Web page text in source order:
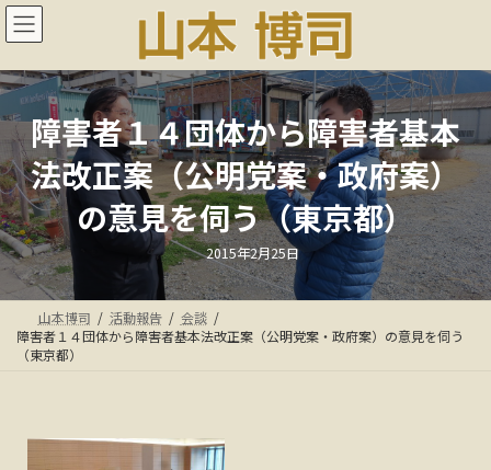
コ
ン
ン
ツ
へ
ス
キ
ッ
プ
ナ
ビ
ー
シ
ョ
ン
に
移
動
障害者１４団体から障害者基本
法改正案（公明党案・政府案）
の意見を伺う（東京都）
最
終
更
新
日
時
:
2015年2月25日
山本博司 活動報告
会談
障害者１４団体から障害者基本法改正案（公明党案・政府案）の意見を伺う
（東京都）